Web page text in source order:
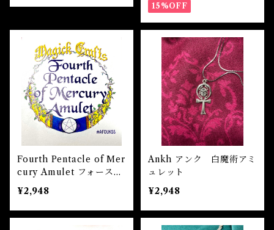
卯 Rabit
辰 Dragon
巳 Snake
午 Horse
未 Sheep
酉 Rooster
自己実現 Self-Realization
スピリチュアル Spiritual
人間関係 Relationships
健康
スピリチュアル
15%OFF
Fourth Pentacle of Mer
cury Amulet フォースペ
ンタクルオブマーキュリー
アミュレット 白魔術アミ
ュレット
¥2,948
Ankh アンク 白魔術アミ
ュレット
¥2,948